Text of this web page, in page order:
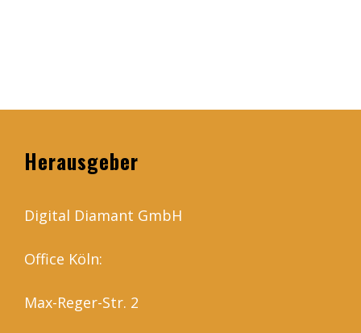
Herausgeber
Digital Diamant GmbH
Office Köln:
Max-Reger-Str. 2